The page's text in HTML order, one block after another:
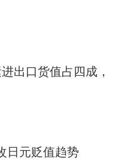
出口货值占四成，
日元贬值趋势